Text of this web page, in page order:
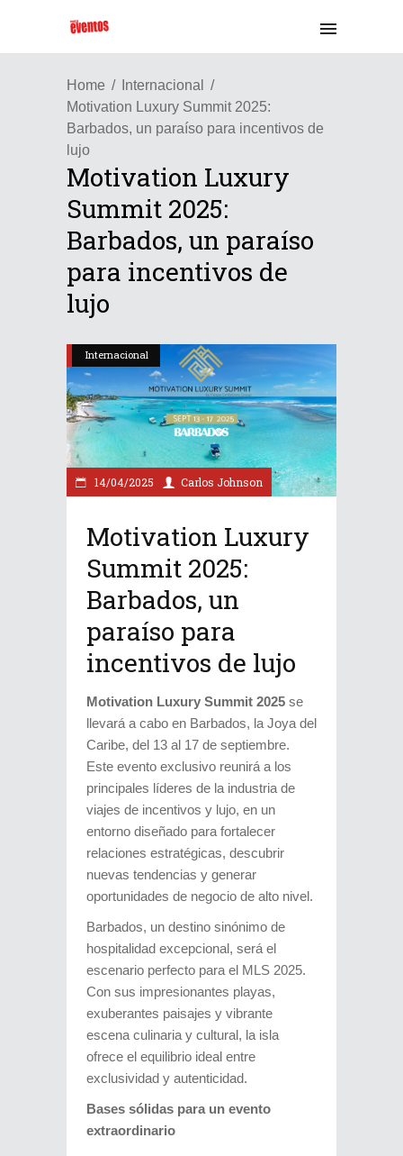
Home
Internacional
Motivation Luxury Summit 2025:
Barbados, un paraíso para incentivos de
lujo
Motivation Luxury
Summit 2025:
Barbados, un paraíso
para incentivos de
lujo
Internacional
14/04/2025 Carlos Johnson
Motivation Luxury
Summit 2025:
Barbados, un
paraíso para
incentivos de lujo
Motivation Luxury Summit 2025 se
llevará a cabo en Barbados, la Joya del
Caribe, del 13 al 17 de septiembre.
Este evento exclusivo reunirá a los
principales líderes de la industria de
viajes de incentivos y lujo, en un
entorno diseñado para fortalecer
relaciones estratégicas, descubrir
nuevas tendencias y generar
oportunidades de negocio de alto nivel.
Barbados, un destino sinónimo de
hospitalidad excepcional, será el
escenario perfecto para el MLS 2025.
Con sus impresionantes playas,
exuberantes paisajes y vibrante
escena culinaria y cultural, la isla
ofrece el equilibrio ideal entre
exclusividad y autenticidad.
Bases sólidas para un evento
extraordinario